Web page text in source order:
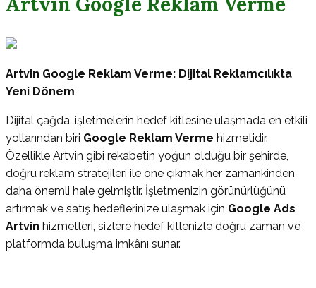
Artvin Google Reklam Verme: Dijital Reklamcılıkta
Yeni Dönem
Dijital çağda, işletmelerin hedef kitlesine ulaşmada en etkili
yollarından biri Google Reklam Verme hizmetidir.
Özellikle Artvin gibi rekabetin yoğun olduğu bir şehirde,
doğru reklam stratejileri ile öne çıkmak her zamankinden
daha önemli hale gelmiştir. İşletmenizin görünürlüğünü
artırmak ve satış hedeflerinize ulaşmak için Google Ads
Artvin hizmetleri, sizlere hedef kitlenizle doğru zaman ve
platformda buluşma imkânı sunar.